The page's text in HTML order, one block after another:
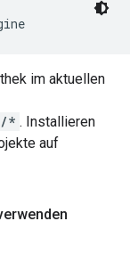
im aktuellen
* . Installieren
auf